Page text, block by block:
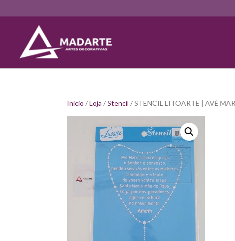
Início /Loja /Stencil / STENCIL LITOARTE | AVÉ